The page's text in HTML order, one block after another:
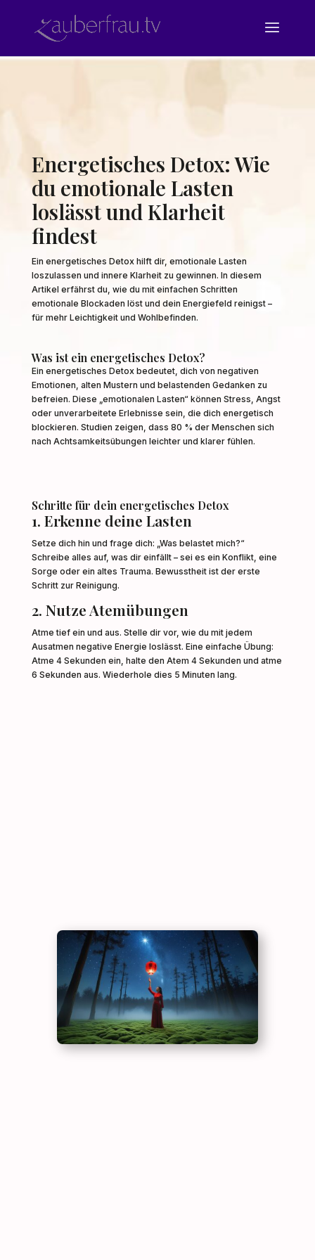
Energetisches Detox: Wie
du emotionale Lasten
loslässt und Klarheit
findest
Ein energetisches Detox hilft dir, emotionale Lasten
loszulassen und innere Klarheit zu gewinnen. In diesem
Artikel erfährst du, wie du mit einfachen Schritten
emotionale Blockaden löst und dein Energiefeld reinigst –
für mehr Leichtigkeit und Wohlbefinden.
Was ist ein energetisches Detox?
Ein energetisches Detox bedeutet, dich von negativen
Emotionen, alten Mustern und belastenden Gedanken zu
befreien. Diese „emotionalen Lasten“ können Stress, Angst
oder unverarbeitete Erlebnisse sein, die dich energetisch
blockieren. Studien zeigen, dass 80 % der Menschen sich
nach Achtsamkeitsübungen leichter und klarer fühlen.
Schritte für dein energetisches Detox
1. Erkenne deine Lasten
Setze dich hin und frage dich: „Was belastet mich?“
Schreibe alles auf, was dir einfällt – sei es ein Konflikt, eine
Sorge oder ein altes Trauma. Bewusstheit ist der erste
Schritt zur Reinigung.
2. Nutze Atemübungen
Atme tief ein und aus. Stelle dir vor, wie du mit jedem
Ausatmen negative Energie loslässt. Eine einfache Übung:
Atme 4 Sekunden ein, halte den Atem 4 Sekunden und atme
6 Sekunden aus. Wiederhole dies 5 Minuten lang.